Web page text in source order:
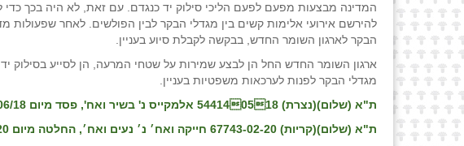
המדינה מבצעות מפעם לפעם הליכי סילוק יד כנגדם. עם זאת, לא היה בכך
להירשם אירועי אלימות קשים בין מגדלי הבקר לבין הפולשים. לאחר שפעולות
הבקר לארגון השומר החדש, בבקשה לקבלת סיוע בעניין.
ארגון השומר החדש החל הן לבצע שמירות על שטחי המרעה, הן לסייע
מגדלי הבקר לפנות לערכאות משפטיות בעניין.
ת"א (שלום)(נצרת) 544140518 אלמקייס נ' בשיר ואח', פסד מיום 13/06/18
ת"א (שלום)(קריות) 67743-02-20 חייקה ואח׳ נ׳ נעים ואח׳, החלטה מיום 04/08/2020